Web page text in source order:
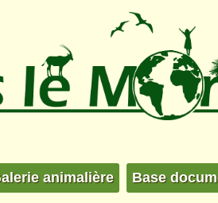
animalière Base